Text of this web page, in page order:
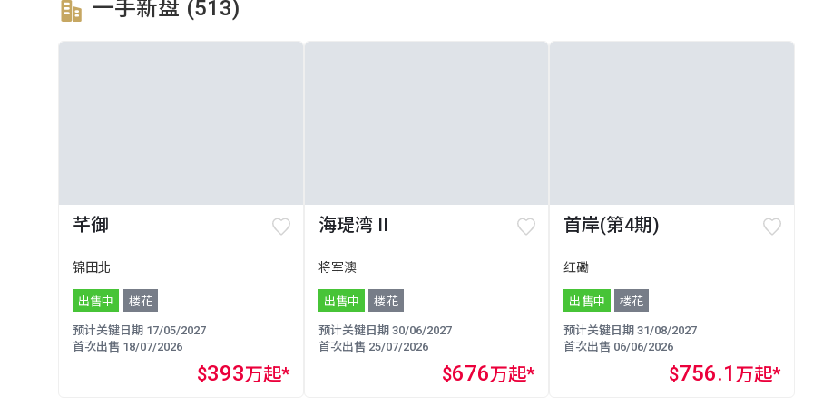
一手新盘 (513)
芊御
锦田北
出售中 楼花
预计关键日期 17/05/2027
首次出售 18/07/2026
$393万起*
海瑅湾 II
将军澳
出售中 楼花
预计关键日期 30/06/2027
首次出售 25/07/2026
$676万起*
首岸(第4期)
红磡
出售中 楼花
预计关键日期 31/08/2027
首次出售 06/06/2026
$756.1 万起*